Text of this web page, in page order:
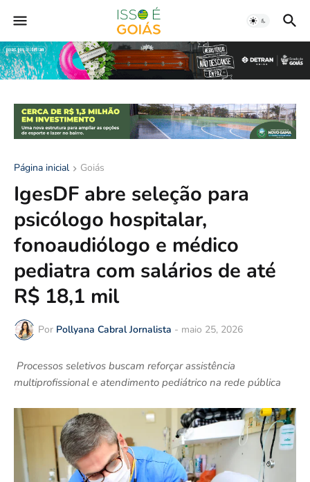
Página inicial Goiás
IgesDF abre seleção para
psicólogo hospitalar,
fonoaudiólogo e médico
pediatra com salários de até
R$ 18,1 mil
Por Pollyana Cabral Jornalista - maio 25, 2026
Processos seletivos buscam reforçar assistência
multiprofissional e atendimento pediátrico na rede pública